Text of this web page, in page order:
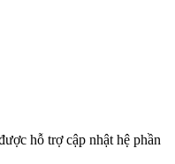
hỗ trợ cập nhật hệ phần